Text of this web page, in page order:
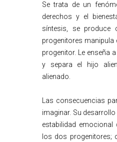
Se trata de un
derechos y el
síntesis, se produce
progenitores manipula
progenitor. Le enseña
y separa el hijo
alienado.
Las consecuencias
imaginar. Su desarrollo
estabilidad
los dos progenitores;